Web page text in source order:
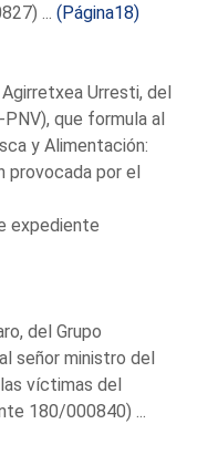
...(Página18)
Urresti, del
que formula al
y Alimentación:
provocada por el
expediente
del Grupo
señor ministro del
víctimas del
180/000840) ...